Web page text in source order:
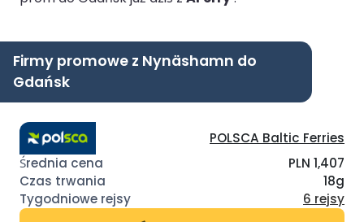
Firmy promowe z Nynäshamn do
Gdańsk
POLSCA Baltic Ferries
PLN 1,407
18g
6 rejsy